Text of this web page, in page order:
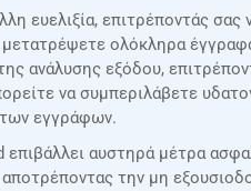
ευελιξία, επιτρέποντάς
ολόκληρα
ανάλυσης εξόδου,
να συμπεριλάβετε
των εγγράφων.
αυστηρά μέτρα
αποτρέποντας την μη